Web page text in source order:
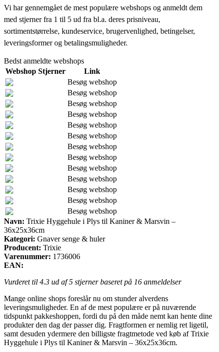
Vi har gennemgået de mest populære webshops og anmeldt dem
med stjerner fra 1 til 5 ud fra bl.a. deres prisniveau,
sortimentstørrelse, kundeservice, brugervenlighed, betingelser,
leveringsformer og betalingsmuligheder.
Bedst anmeldte webshops
Webshop Stjerner
Link
Besøg webshop
Besøg webshop
Besøg webshop
Besøg webshop
Besøg webshop
Besøg webshop
Besøg webshop
Besøg webshop
Besøg webshop
Besøg webshop
Besøg webshop
Besøg webshop
Besøg webshop
Navn: Trixie Hyggehule i Plys til Kaniner & Marsvin –
36x25x36cm
Kategori: Gnaver senge & huler
Producent: Trixie
Varenummer: 1736006
EAN:
Vurderet til 4.3 ud af 5 stjerner baseret på 16 anmeldelser
Mange online shops foreslår nu om stunder alverdens
leveringsmuligheder. En af de mest populære er på nuværende
tidspunkt pakkeshoppen, fordi du på den måde nemt kan hente dine
produkter den dag der passer dig. Fragtformen er nemlig ret ligetil,
samt desuden ydermere den billigste fragtmetode ved køb af Trixie
Hyggehule i Plys til Kaniner & Marsvin – 36x25x36cm.